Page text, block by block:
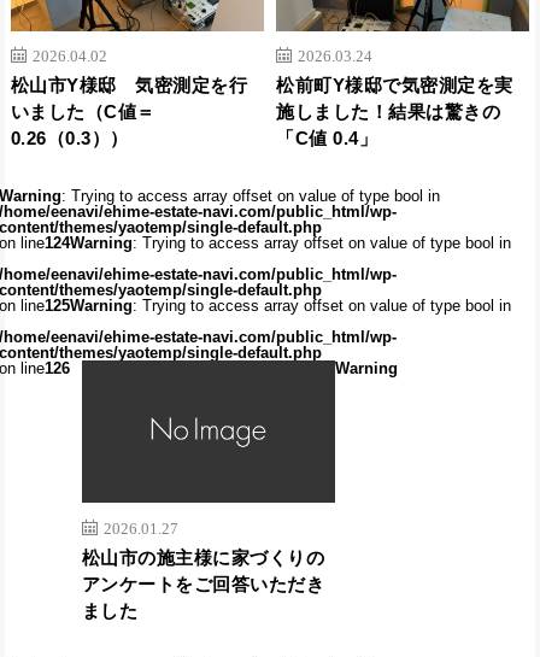
2026.04.02
松山市Y様邸 気密測定を行
いました（C値＝
0.26（0.3））
2026.03.24
松前町Y様邸で気密測定を実
施しました！結果は驚きの
「C値 0.4」
: Trying to access array offset on value of type bool in
home/eenavi/ehime-estate-navi.com/public_html/wp-
themes/yaotemp/single-default.php
line124Warning: Trying to access array offset on value of type bool in
home/eenavi/ehime-estate-navi.com/public_html/wp-
themes/yaotemp/single-default.php
line125Warning: Trying to access array offset on value of type bool in
home/eenavi/ehime-estate-navi.com/public_html/wp-
themes/yaotemp/single-default.php
line126
2026.01.27
松山市の施主様に家づくりの
アンケートをご回答いただき
ました
Warning